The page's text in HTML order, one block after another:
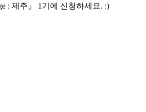
: 제주』 1기에 신청하세요. :)